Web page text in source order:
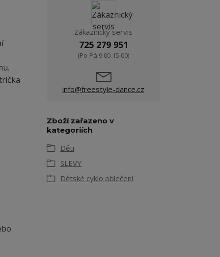
Zákaznický servis
725 279 951
(Po-Pá 9:00-15.00)
info@freestyle-dance.cz
Zboží zařazeno v
kategoriích
Děti
SLEVY
Dětské cyklo oblečení